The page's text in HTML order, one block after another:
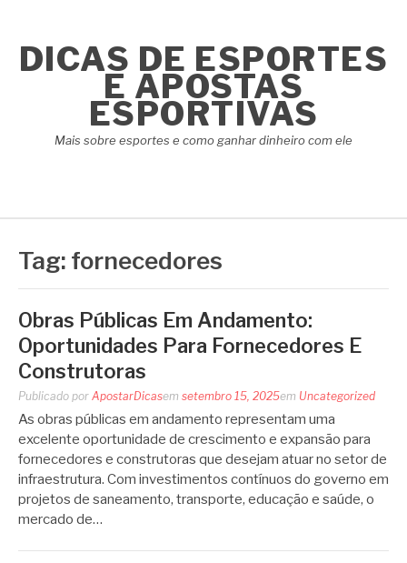
conteúdo
DICAS DE ESPORTES
E APOSTAS
ESPORTIVAS
Mais sobre esportes e como ganhar dinheiro com ele
Tag: fornecedores
Obras Públicas Em Andamento:
Oportunidades Para Fornecedores E
Construtoras
Publicado por ApostarDicasem setembro 15, 2025em Uncategorized
As obras públicas em andamento representam uma
excelente oportunidade de crescimento e expansão para
fornecedores e construtoras que desejam atuar no setor de
infraestrutura. Com investimentos contínuos do governo em
projetos de saneamento, transporte, educação e saúde, o
mercado de…